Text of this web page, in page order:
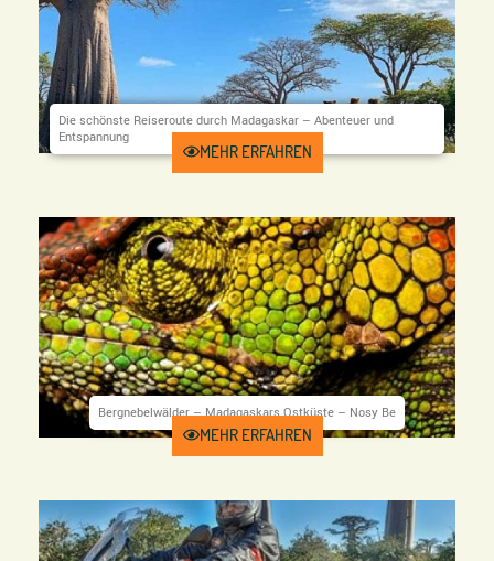
Die schönste Reiseroute durch Madagaskar – Abenteuer und
Entspannung
UAM-91
Dauer 16 Tage
Preis ab 3290 €
MEHR ERFAHREN
Bergnebelwälder – Madagaskars Ostküste – Nosy Be
UAM-66
Dauer 20 Tage
Preis ab 2750 €
MEHR ERFAHREN